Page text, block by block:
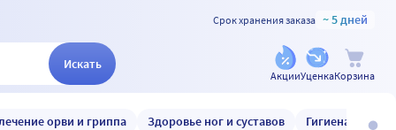
Срок хранения заказа ~ 5 дней
Искать
АкцииУценкаКорзина
орви и гриппа Здоровье ног и суставов Гигиена и уход